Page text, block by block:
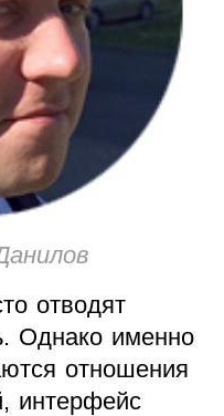
отводят
Однако именно
отношения
интерфейс